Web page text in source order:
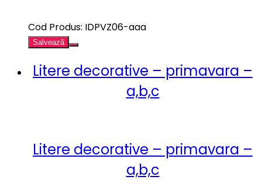
Cod Produs: IDPVZ06-aaa
Salvează
Litere decorative – primavara –
a,b,c
Litere decorative – primavara –
a,b,c